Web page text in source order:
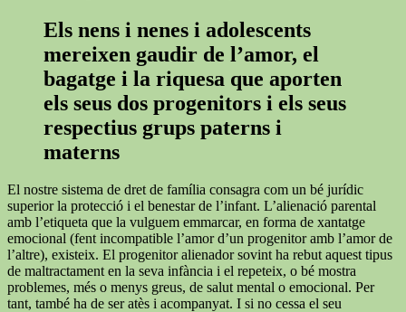
Els nens i nenes i adolescents
mereixen gaudir de l’amor, el
bagatge i la riquesa que aporten
els seus dos progenitors i els seus
respectius grups paterns i
materns
El nostre sistema de dret de família consagra com un bé jurídic
superior la protecció i el benestar de l’infant. L’alienació parental
amb l’etiqueta que la vulguem emmarcar, en forma de xantatge
emocional (fent incompatible l’amor d’un progenitor amb l’amor de
l’altre), existeix. El progenitor alienador sovint ha rebut aquest tipus
de maltractament en la seva infància i el repeteix, o bé mostra
problemes, més o menys greus, de salut mental o emocional. Per
tant, també ha de ser atès i acompanyat. I si no cessa el seu